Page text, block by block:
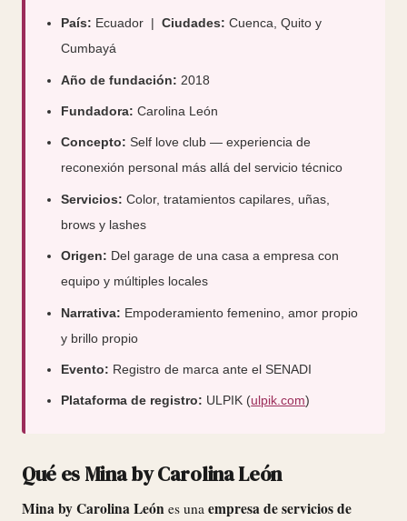
País: Ecuador |Ciudades: Cuenca, Quito y
Cumbayá
Año de fundación: 2018
Fundadora: Carolina León
Concepto: Self love club — experiencia de
reconexión personal más allá del servicio técnico
Servicios: Color, tratamientos capilares, uñas,
brows y lashes
Origen: Del garage de una casa a empresa con
equipo y múltiples locales
Narrativa: Empoderamiento femenino, amor propio
y brillo propio
Evento: Registro de marca ante el SENADI
Plataforma de registro: ULPIK (ulpik.com)
Qué es Mina by Carolina León
Mina by Carolina León es una empresa de servicios de